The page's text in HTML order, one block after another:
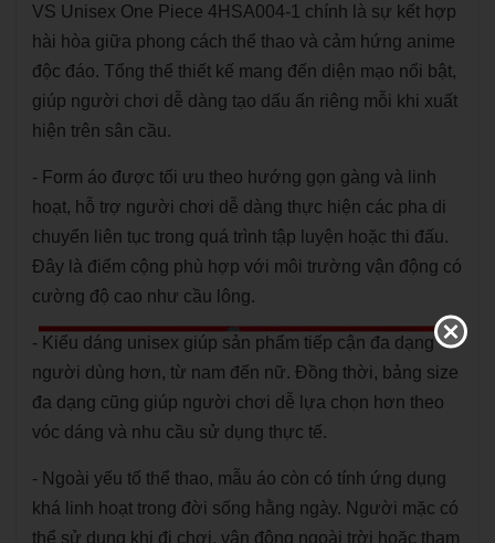
VS Unisex One Piece 4HSA004-1 chính là sự kết hợp
hài hòa giữa phong cách thể thao và cảm hứng anime
độc đáo. Tổng thể thiết kế mang đến diện mạo nổi bật,
giúp người chơi dễ dàng tạo dấu ấn riêng mỗi khi xuất
hiện trên sân cầu.
- Form áo được tối ưu theo hướng gọn gàng và linh
hoạt, hỗ trợ người chơi dễ dàng thực hiện các pha di
chuyển liên tục trong quá trình tập luyện hoặc thi đấu.
Đây là điểm cộng phù hợp với môi trường vận động có
cường độ cao như cầu lông.
- Kiểu dáng unisex giúp sản phẩm tiếp cận đa dạng
người dùng hơn, từ nam đến nữ. Đồng thời, bảng size
đa dạng cũng giúp người chơi dễ lựa chọn hơn theo
vóc dáng và nhu cầu sử dụng thực tế.
- Ngoài yếu tố thể thao, mẫu áo còn có tính ứng dụng
khá linh hoạt trong đời sống hằng ngày. Người mặc có
thể sử dụng khi đi chơi, vận động ngoài trời hoặc tham